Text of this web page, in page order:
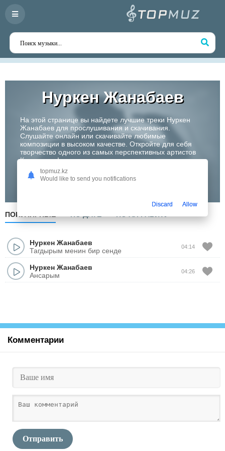
Нуркен Жанабаев
На этой странице вы найдете лучшие треки Нуркен
Жанабаев для прослушивания и скачивания.
Слушайте онлайн или скачивайте любимые
композиции в высоком качестве. Откройте для себя
творчество одного из самых перспективных артистов
Казахстана!
Слушать
ПОПУЛЯРНЫЕ
Нуркен Жанабаев
Тагдырым менин бир сенде
04:14
Нуркен Жанабаев
Ансарым
04:26
Комментарии
Отправить
topmuz.kz
Would like to send you notifications
Discard Allow